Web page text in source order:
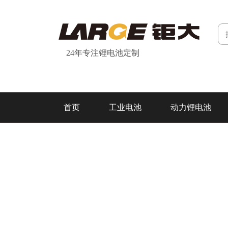
24年专注锂电池定制
首页 工业电池 动力锂电池